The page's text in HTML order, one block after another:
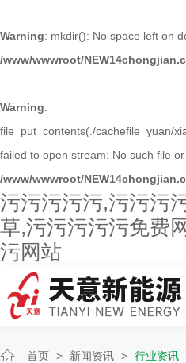
Warning: mkdir(): No space left on
/www/wwwroot/
Warning:
file_put_contents(./cachefile_yuan/
failed to open stream: No such file
/www/wwwroot/
污污污污污,污污污
草,污污污污污免费
污网站
关于污污污污污
主营产品
人才招聘
新闻资讯
联系污污污污污
首页 > 新闻资讯 > 行业资讯